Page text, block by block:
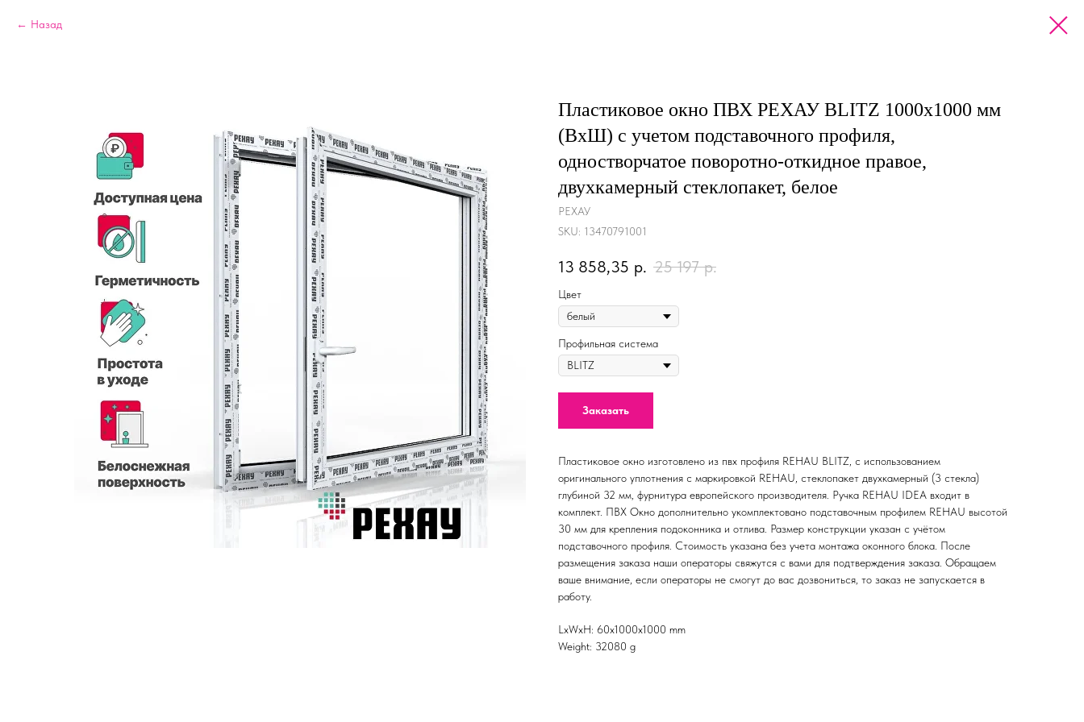
Назад
Пластиковое окно ПВХ РЕХАУ BLITZ 1000х1000 мм
(ВхШ) с учетом подставочного профиля,
одностворчатое поворотно-откидное правое,
двухкамерный стеклопакет, белое
РЕХАУ
SKU: 13470791001
13 858,35 р. 25 197 р.
Цвет
Профильная система
Заказать
Пластиковое окно изготовлено из пвх профиля REHAU BLITZ, с использованием
оригинального уплотнения с маркировкой REHAU, стеклопакет двухкамерный (3 стекла)
глубиной 32 мм, фурнитура европейского производителя. Ручка REHAU IDEA входит в
комплект. ПВХ Окно дополнительно укомплектовано подставочным профилем REHAU высотой
30 мм для крепления подоконника и отлива. Размер конструкции указан c учётом
подставочного профиля. Стоимость указана без учета монтажа оконного блока. После
размещения заказа наши операторы свяжутся с вами для подтверждения заказа. Обращаем
ваше внимание, если операторы не смогут до вас дозвониться, то заказ не запускается в
работу.
LxWxH: 60x1000x1000 mm
Weight: 32080 g